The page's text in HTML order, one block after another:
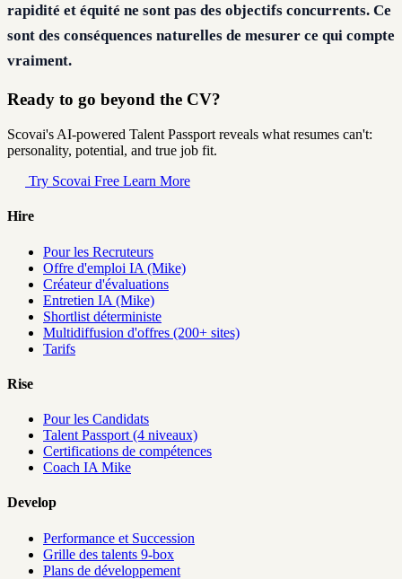
rapidité et équité ne sont pas des objectifs concurrents. Ce
sont des conséquences naturelles de mesurer ce qui compte
vraiment.
Ready to go beyond the CV?
Scovai's AI-powered Talent Passport reveals what resumes can't:
personality, potential, and true job fit.
Try Scovai Free Learn More
Hire
Pour les Recruteurs
Offre d'emploi IA (Mike)
Créateur d'évaluations
Entretien IA (Mike)
Shortlist déterministe
Multidiffusion d'offres (200+ sites)
Tarifs
Rise
Pour les Candidats
Talent Passport (4 niveaux)
Certifications de compétences
Coach IA Mike
Develop
Performance et Succession
Grille des talents 9-box
Plans de développement